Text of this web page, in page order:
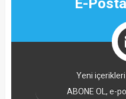
E-
Yeni
ABONE OL, e-